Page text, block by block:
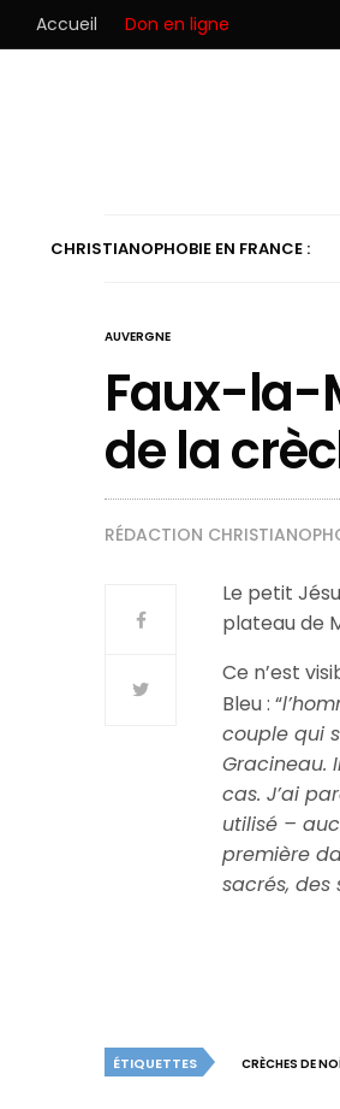
Accueil Don en ligne
CHRISTIANOPHOBIE EN FRANCE :
AUVERGNE
Faux-la-
de la
RÉDACTION
Le petit
plateau de
Ce n’est
Bleu : “
couple qui
Gracineau.
cas. J’ai
utilisé –
première
sacrés, des
ÉTIQUETTES CRÈCHES DE